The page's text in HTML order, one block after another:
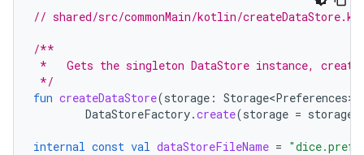
// shared/src/commonMain/kotlin/createDataStore.kt
/**
*   Gets the singleton DataStore instance,
*/
fun createDataStore(storage : Storage<Preferences>
DataStoreFactory.create(storage = storage
internal const val dataStoreFileName =